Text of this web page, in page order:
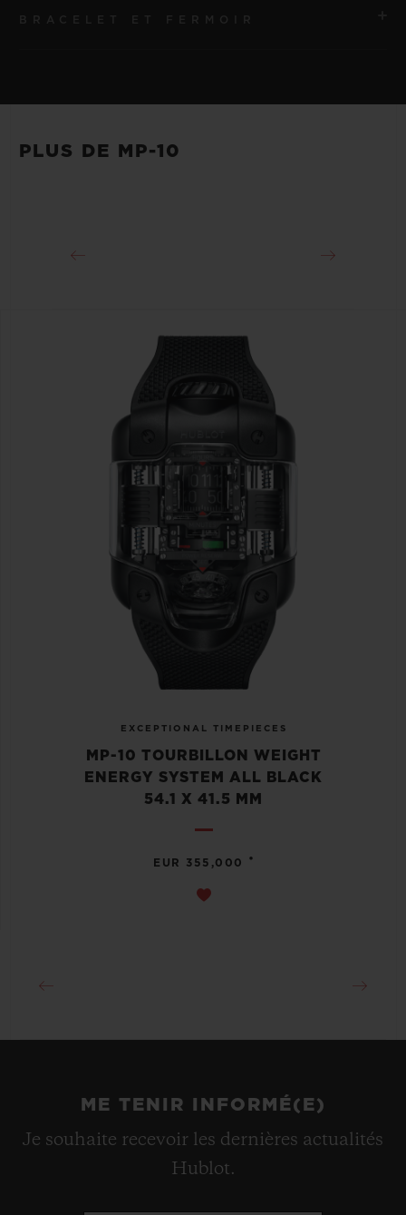
RÉSERVE DE MARCHE
BRACELET
PLUS DE MP-10
EXCEPTIONAL TIMEPIECES
MP-10 TOURBILLON WEIGHT
ENERGY SYSTEM ALL BLACK
54.1 X 41.5 MM
EUR 355,000 •
ME TENIR INFORMÉ(E)
Je souhaite recevoir les dernières actualités
Hublot.